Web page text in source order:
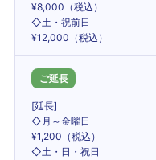
¥8,000（税込）
◇土・祝前日
¥12,000（税込）
ご延長
[延長]
◇月～金曜日
¥1,200（税込）
◇土・日・祝日